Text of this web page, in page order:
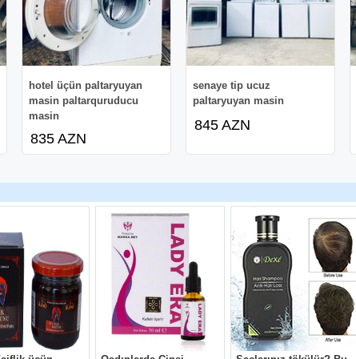
hotel üçün paltaryuyan
masin paltarquruducu
masin
835 AZN
senaye tip ucuz
paltaryuyan masin
845 AZN